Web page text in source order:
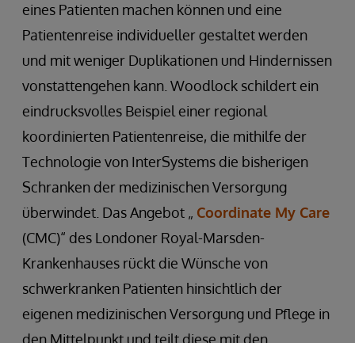
eines Patienten machen können und eine
Patientenreise individueller gestaltet werden
und mit weniger Duplikationen und Hindernissen
vonstattengehen kann. Woodlock schildert ein
eindrucksvolles Beispiel einer regional
koordinierten Patientenreise, die mithilfe der
Technologie von InterSystems die bisherigen
Schranken der medizinischen Versorgung
überwindet. Das Angebot „ Coordinate My Care
(CMC)“ des Londoner Royal-Marsden-
Krankenhauses rückt die Wünsche von
schwerkranken Patienten hinsichtlich der
eigenen medizinischen Versorgung und Pflege in
den Mittelpunkt und teilt diese mit den